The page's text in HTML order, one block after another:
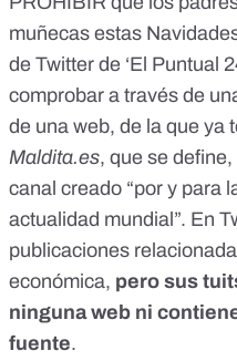
muñecas estas
de Twitter de ‘El Puntual
comprobar a través de
de una web, de la que ya
Maldita.es, que se
canal creado “por y para
actualidad mundial”. En
publicaciones
económica, pero sus
ninguna web ni
fuente.